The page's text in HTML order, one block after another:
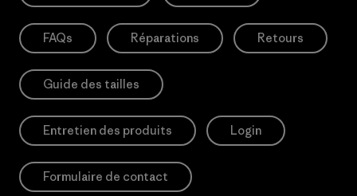
FAQs Réparations Retours
Guide des tailles
Entretien des produits Login
Formulaire de contact